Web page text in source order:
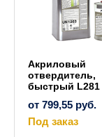
Акриловый
отвердитель,
быстрый L281
от 799,55 руб.
Под заказ